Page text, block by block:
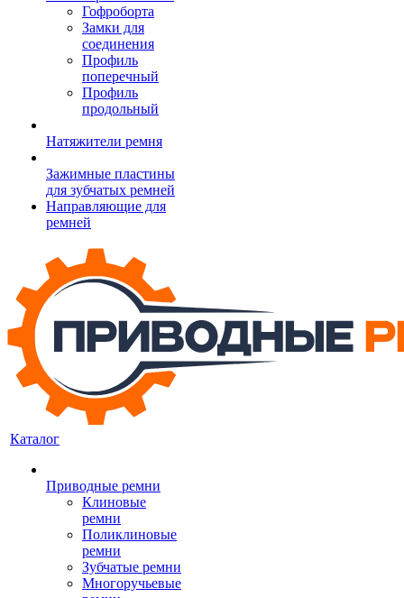
Гофроборта
Замки для
соединения
Профиль
поперечный
Профиль
продольный
Натяжители ремня
Зажимные пластины
для зубчатых ремней
Направляющие для
ремней
Каталог
Приводные ремни
Клиновые
ремни
Поликлиновые
ремни
Зубчатые ремни
Многоручьевые